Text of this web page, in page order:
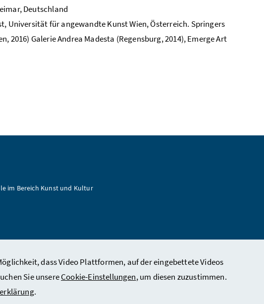
dass Video Plattformen, auf der eingebettete Videos
Sie unsereCookie-Einstellungen, um diesen zuzustimmen.
.
Deutschland
Universität für angewandte Kunst Wien, Österreich. Springers
2016) Galerie Andrea Madesta (Regensburg, 2014), Emerge Art
im Bereich Kunst und Kultur